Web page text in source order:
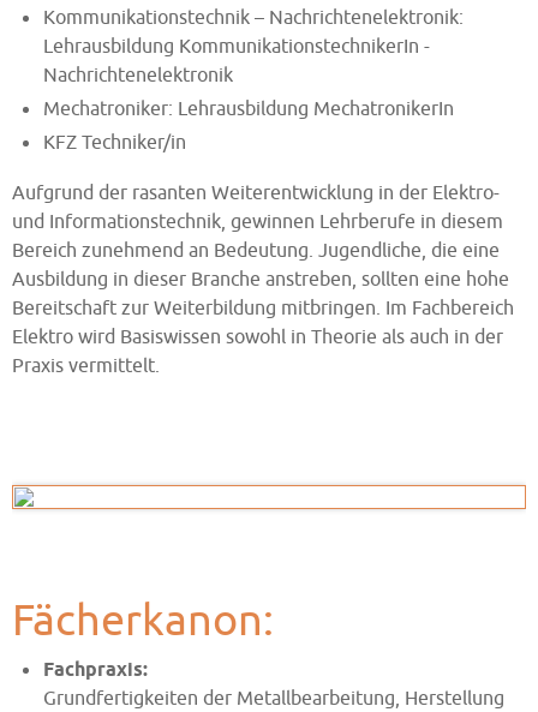
Kommunikationstechnik – Nachrichtenelektronik:
Lehrausbildung KommunikationstechnikerIn -
Nachrichtenelektronik
Mechatroniker: Lehrausbildung MechatronikerIn
KFZ Techniker/in
Aufgrund der rasanten Weiterentwicklung in der Elektro-
und Informationstechnik, gewinnen Lehrberufe in diesem
Bereich zunehmend an Bedeutung. Jugendliche, die eine
Ausbildung in dieser Branche anstreben, sollten eine hohe
Bereitschaft zur Weiterbildung mitbringen. Im Fachbereich
Elektro wird Basiswissen sowohl in Theorie als auch in der
Praxis vermittelt.
Fächerkanon:
Fachpraxis:
Grundfertigkeiten der Metallbearbeitung, Herstellung